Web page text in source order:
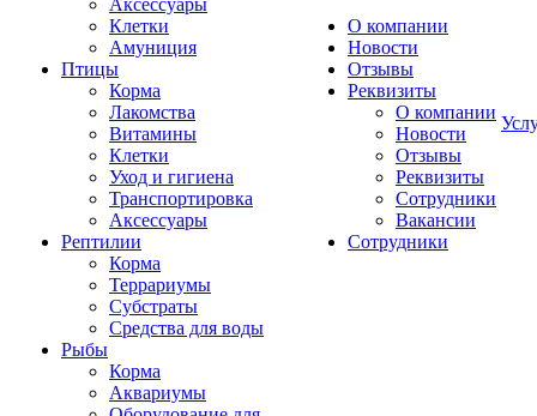
Аксессуары
Клетки
Амуниция
Птицы
Корма
Лакомства
Витамины
Клетки
Уход и гигиена
Транспортировка
Аксессуары
Рептилии
Корма
Террариумы
Субстраты
Средства для воды
Рыбы
Корма
Аквариумы
О компании
Новости
Отзывы
Реквизиты
О компании
Новости
Отзывы
Реквизиты
Сотрудники
Вакансии
Сотрудники